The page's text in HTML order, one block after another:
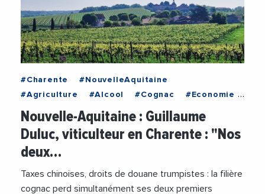
#Charente
#NouvelleAquitaine
#Agriculture
#Alcool #Cognac
#Economie
#Emploi
#Entreprises
#Export
#Exportations
#Luxe
#Patrimoine
#VieDesEntreprises
#Vin #Viticulture
Nouvelle-Aquitaine : Guillaume
Duluc, viticulteur en Charente : "Nos
deux…
Taxes chinoises, droits de douane trumpistes : la filière
cognac perd simultanément ses deux premiers